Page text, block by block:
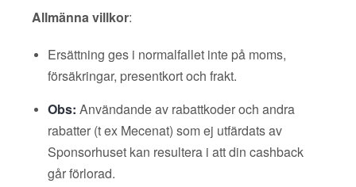
Allmänna villkor:
Ersättning ges i normalfallet inte på moms,
försäkringar, presentkort och frakt.
Obs: Användande av rabattkoder och andra
rabatter (t ex Mecenat) som ej utfärdats av
Sponsorhuset kan resultera i att din cashback
går förlorad.